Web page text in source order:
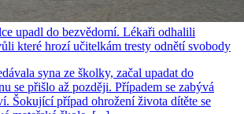
upadl do bezvědomí. Lékaři odhalili
které hrozí učitelkám tresty odnětí svobody
syna ze školky, začal upadat do
se přišlo až později. Případem se zabývá
Šokující případ ohrožení života dítěte se